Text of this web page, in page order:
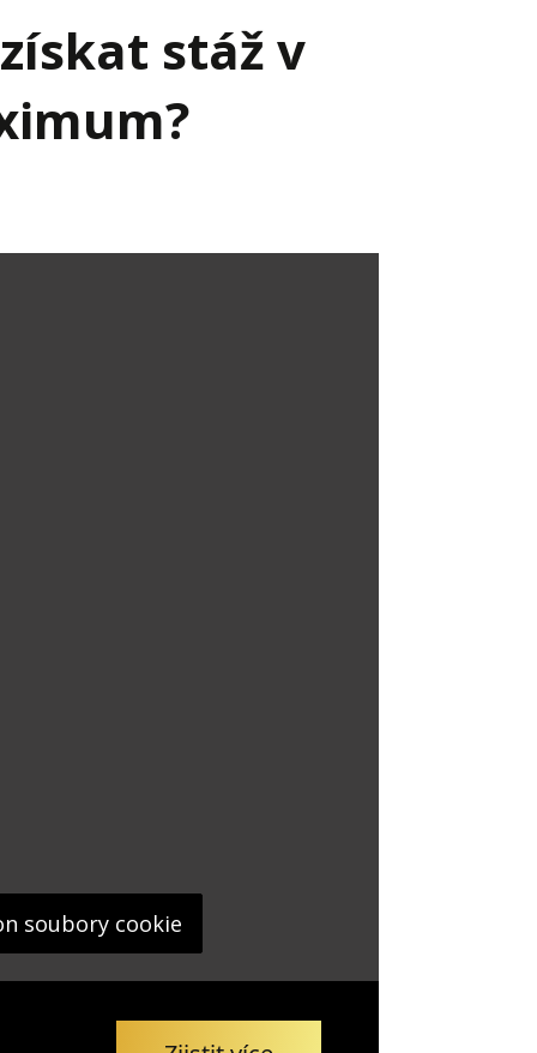
Já v médiích
stáž v
soubory cookie